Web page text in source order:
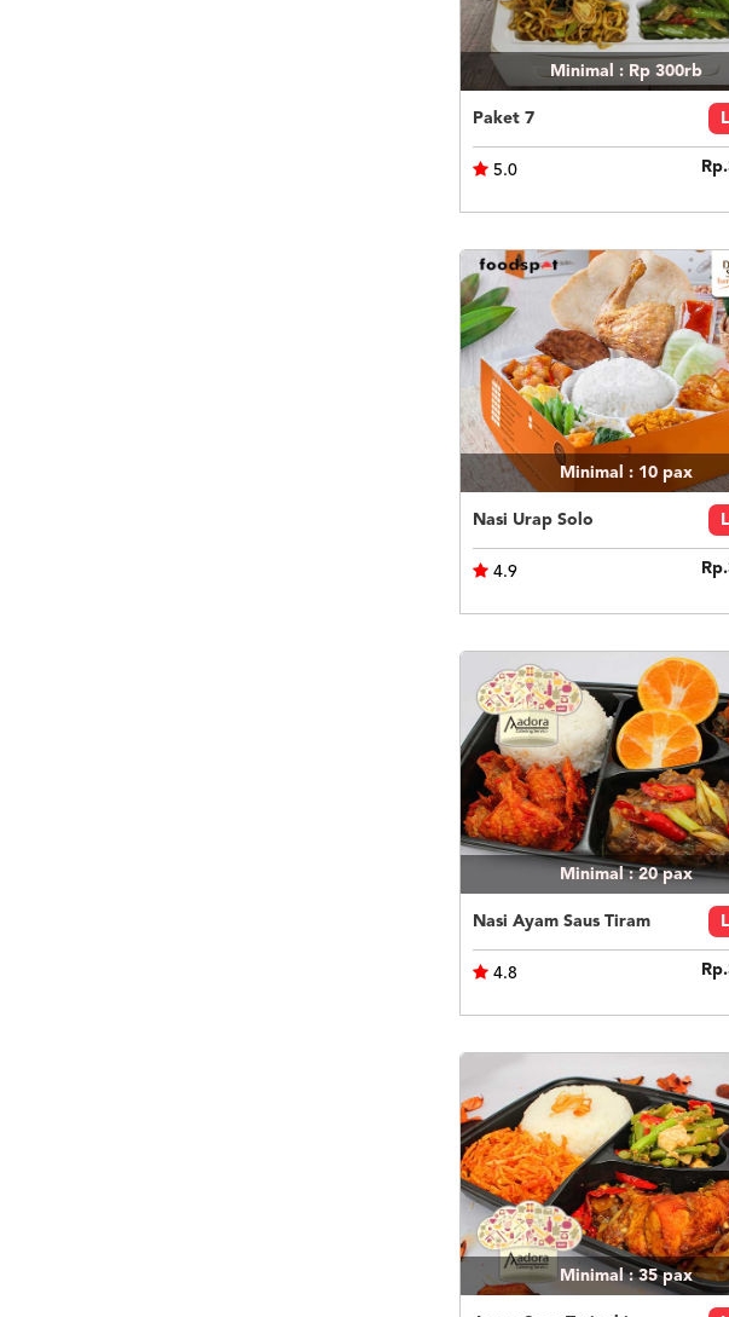
Minimal : Rp 300rb
Paket 7
5.0
Minimal : 10 pax
Nasi Urap Solo
4.9
Minimal : 20pax
Nasi Ayam Saus Tiram
4.8
Minimal : 35pax